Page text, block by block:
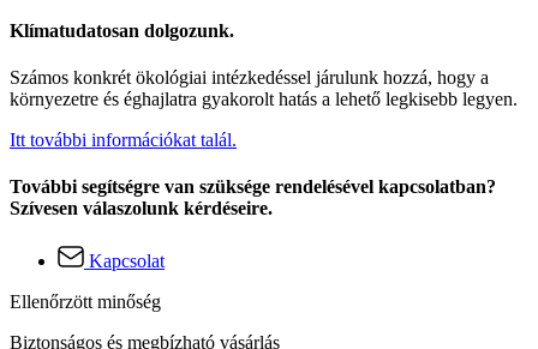
Klímatudatosan dolgozunk.
Számos konkrét ökológiai intézkedéssel járulunk hozzá, hogy a
környezetre és éghajlatra gyakorolt hatás a lehető legkisebb legyen.
Itt további információkat talál.
További segítségre van szüksége rendelésével kapcsolatban?
Szívesen válaszolunk kérdéseire.
Kapcsolat
Ellenőrzött minőség
Biztonságos és megbízható vásárlás